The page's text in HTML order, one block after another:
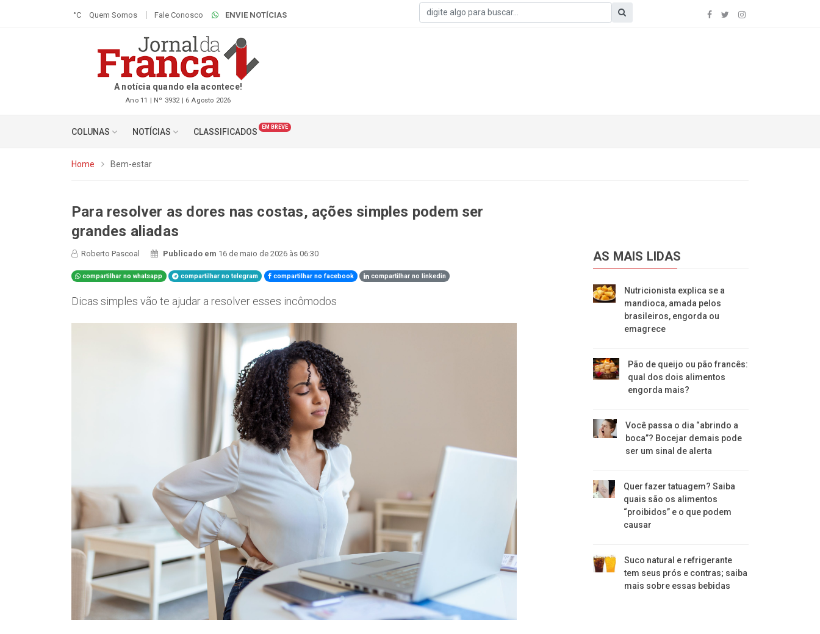
°C Quem Somos Fale Conosco ENVIE NOTÍCIAS
A notícia quando ela acontece!
Ano 11 | Nº 3932 | 6 Agosto 2026
COLUNAS NOTÍCIAS CLASSIFICADOS EM BREVE
Home Bem-estar
Para resolver as dores nas costas, ações simples podem ser
grandes aliadas
Roberto Pascoal Publicado em 16 de maio de 2026 às 06:30
compartilhar no whatsapp compartilhar no telegram compartilhar no facebook compartilhar no linkedin
Dicas simples vão te ajudar a resolver esses incômodos
AS MAIS LIDAS
Nutricionista explica se a
mandioca, amada pelos
brasileiros, engorda ou
emagrece
Pão de queijo ou pão francês:
qual dos dois alimentos
engorda mais?
Você passa o dia “abrindo a
boca”? Bocejar demais pode
ser um sinal de alerta
Quer fazer tatuagem? Saiba
quais são os alimentos
“proibidos” e o que podem
causar
Suco natural e refrigerante
tem seus prós e contras; saiba
mais sobre essas bebidas